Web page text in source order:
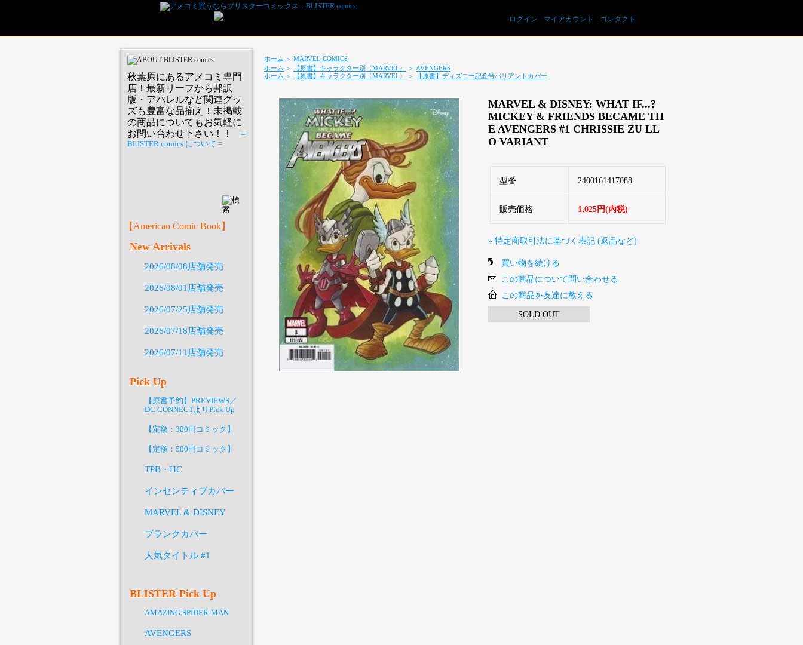
ログイン マイアカウント コンタクト
ホーム ＞ MARVEL COMICS
ホーム ＞ 【原書】キャラクター別〈MARVEL〉 ＞ AVENGERS
ホーム ＞ 【原書】キャラクター別〈MARVEL〉 ＞ 【原書】ディズニー記念号バリアントカバー
MARVEL & DISNEY: WHAT IF...?
MICKEY & FRIENDS BECAME TH
E AVENGERS #1 CHRISSIE ZU LL
O VARIANT
型番 2400161417088
販売価格 1,025円(内税)
» 特定商取引法に基づく表記 (返品など)
買い物を続ける
この商品について問い合わせる
この商品を友達に教える
SOLD OUT
秋葉原にあるアメコミ専門
店！最新リーフから邦訳
版・アパレルなど関連グッ
ズも豊富な品揃え！未掲載
の商品についてもお気軽に
お問い合わせ下さい！！
=
BLISTER comics について =
PREVIEWS予約オーダー用紙ダウンロード
【American Comic Book】
New Arrivals
2026/08/08店舗発売
2026/08/01店舗発売
2026/07/25店舗発売
2026/07/18店舗発売
2026/07/11店舗発売
Pick Up
【原書予約】PREVIEWS／
DC CONNECTよりPick Up
【定額：300円コミック】
【定額：500円コミック】
TPB・HC
インセンティブカバー
MARVEL & DISNEY
ブランクカバー
人気タイトル #1
BLISTER Pick Up
AMAZING SPIDER-MAN
AVENGERS